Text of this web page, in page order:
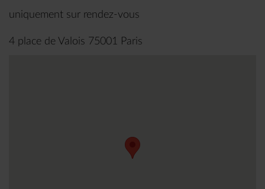
uniquement sur rendez-vous
4 place de Valois 75001 Paris